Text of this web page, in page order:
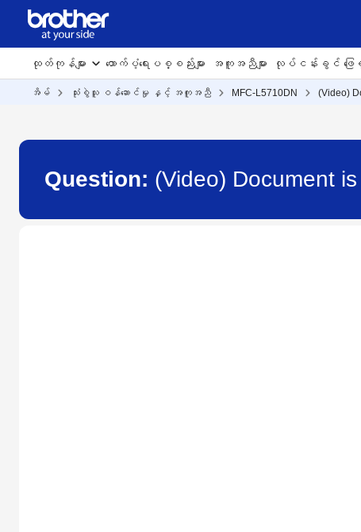
ထုတ်ကုန်များ ထောက်ပံ့ရေးပစ္စည်းများ အကူအညီများ လုပ်ငန်းခွင် ဖြေရှ
အိမ် သုံးစွဲသူ ဝန်ဆောင်မှု နှင့် အကူအညီ MFC-L5710DN (Video)
Question: (Video) Document